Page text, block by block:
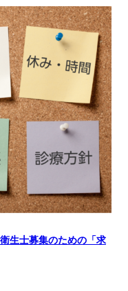
生士募集のための「求